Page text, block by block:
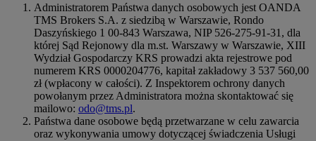
Administratorem Państwa danych osobowych jest OANDA
TMS Brokers S.A. z siedzibą w Warszawie, Rondo
Daszyńskiego 1 00-843 Warszawa, NIP 526-275-91-31, dla
której Sąd Rejonowy dla m.st. Warszawy w Warszawie, XIII
Wydział Gospodarczy KRS prowadzi akta rejestrowe pod
numerem KRS 0000204776, kapitał zakładowy 3 537 560,00
zł (wpłacony w całości). Z Inspektorem ochrony danych
powołanym przez Administratora można skontaktować się
mailowo: odo@tms.pl.
Państwa dane osobowe będą przetwarzane w celu zawarcia
oraz wykonywania umowy dotyczącej świadczenia Usługi